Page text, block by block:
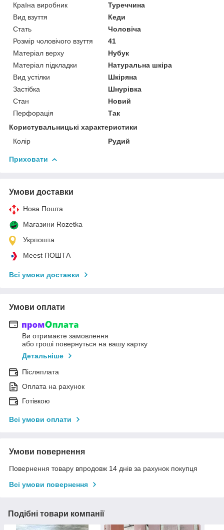
Країна виробник
Туреччина
Вид взуття
Кеди
Стать
Чоловіча
Розмір чоловічого взуття
41
Матеріал верху
Нубук
Матеріал підкладки
Натуральна шкіра
Вид устілки
Шкіряна
Застібка
Шнурівка
Стан
Новий
Перфорація
Так
Користувальницькі характеристики
Колір
Рудий
Приховати
Умови доставки
Нова Пошта
Магазини Rozetka
Укрпошта
Meest ПОШТА
Всі умови доставки
Умови оплати
Ви отримаєте замовлення
або гроші повернуться на вашу картку
Детальніше
Післяплата
Оплата на рахунок
Готівкою
Всі умови оплати
Умови повернення
Повернення товару впродовж 14 днів за рахунок покупця
Всі умови повернення
Подібні товари компанії